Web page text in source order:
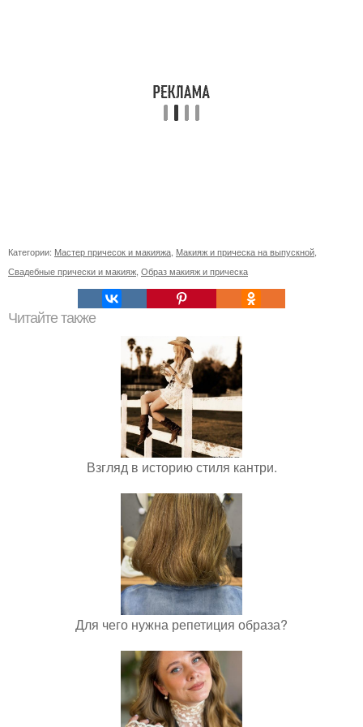
Категории: Мастер причесок и макияжа Макияж и прическа на выпускной
Свадебные прически и макияж Образ макияж и прическа
Читайте также
Взгляд в историю стиля кантри.
Для чего нужна репетиция образа?